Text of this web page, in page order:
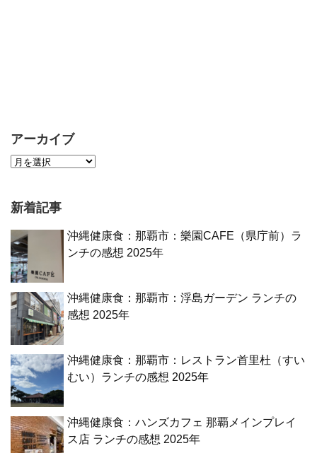
アーカイブ
新着記事
沖縄健康食：那覇市：樂園CAFE（県庁前）ラ
ンチの感想 2025年
沖縄健康食：那覇市：浮島ガーデン ランチの
感想 2025年
沖縄健康食：那覇市：レストラン首里杜（すい
むい）ランチの感想 2025年
沖縄健康食：ハンズカフェ 那覇メインプレイ
ス店 ランチの感想 2025年